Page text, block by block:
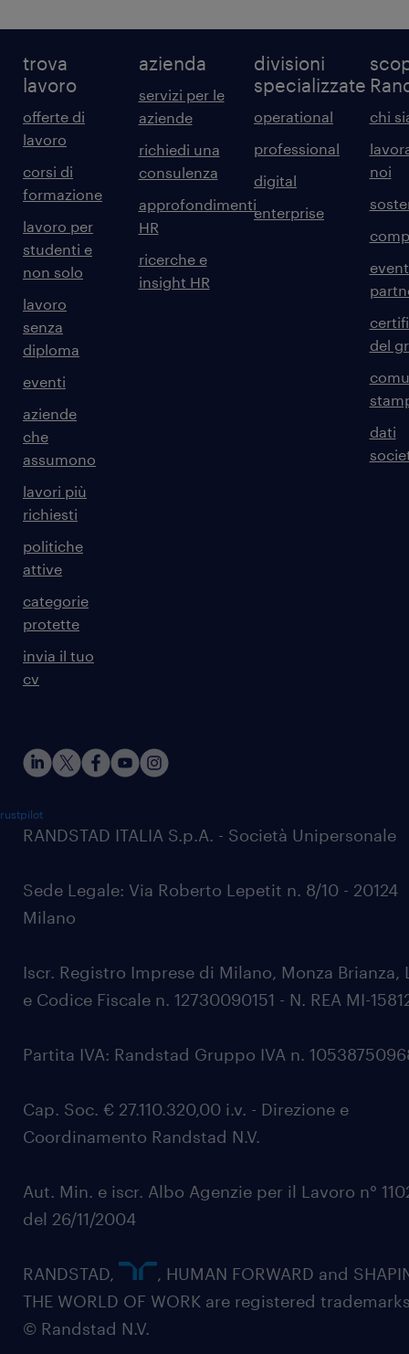
trova
lavoro
offerte di
lavoro
corsi di
formazione
lavoro per
studenti e
non solo
lavoro
senza
diploma
eventi
aziende
che
assumono
lavori più
richiesti
politiche
attive
categorie
protette
invia il tuo
cv
azienda
servizi per le
aziende
richiedi una
consulenza
approfondimenti
HR
ricerche e
insight HR
divisioni
specializzate
operational
professional
digital
enterprise
chi
noi
del
dati
RANDSTAD ITALIA S.p.A. - Società Unipersonale
Sede Legale: Via Roberto Lepetit n. 8/10 - 20124
Milano
Iscr. Registro Imprese di Milano, Monza Brianza,
e Codice Fiscale n. 12730090151 - N. REA MI-
Partita IVA: Randstad Gruppo IVA n.
Cap. Soc. € 27.110.320,00 i.v. - Direzione e
Coordinamento Randstad N.V.
Aut. Min. e iscr. Albo Agenzie per il Lavoro n°
del 26/11/2004
RANDSTAD,
, HUMAN FORWARD and
THE WORLD OF WORK are registered
© Randstad N.V.